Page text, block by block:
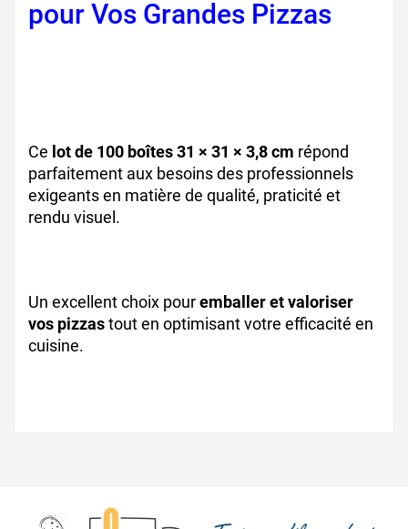
pour Vos Grandes Pizzas
Ce lot de 100 boîtes 31 × 31 × 3,8 cm répond
parfaitement aux besoins des professionnels
exigeants en matière de qualité, praticité et
rendu visuel.
Un excellent choix pouremballer et valoriser
vos pizzastout en optimisant votre efficacité en
cuisine.